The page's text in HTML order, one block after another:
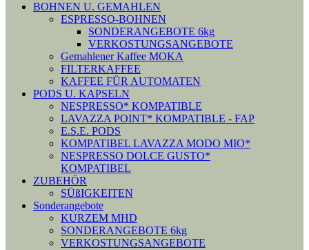
BOHNEN U. GEMAHLEN
ESPRESSO-BOHNEN
SONDERANGEBOTE 6kg
VERKOSTUNGSANGEBOTE
Gemahlener Kaffee MOKA
FILTERKAFFEE
KAFFEE FÜR AUTOMATEN
PODS U. KAPSELN
NESPRESSO* KOMPATIBLE
LAVAZZA POINT* KOMPATIBLE - FAP
E.S.E. PODS
KOMPATIBEL LAVAZZA MODO MIO*
NESPRESSO DOLCE GUSTO*
KOMPATIBEL
ZUBEHÖR
SÜßIGKEITEN
Sonderangebote
KURZEM MHD
SONDERANGEBOTE 6kg
VERKOSTUNGSANGEBOTE